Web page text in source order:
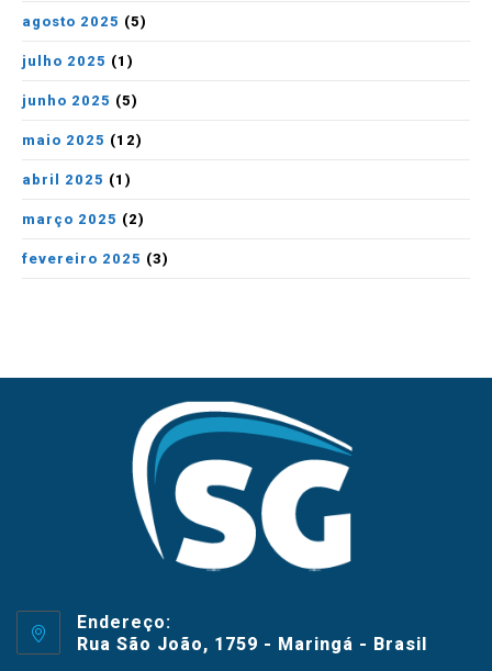
agosto 2025 (5)
julho 2025 (1)
junho 2025 (5)
maio 2025 (12)
abril 2025 (1)
março 2025 (2)
fevereiro 2025 (3)
Endereço:
Rua São João, 1759 - Maringá - Brasil